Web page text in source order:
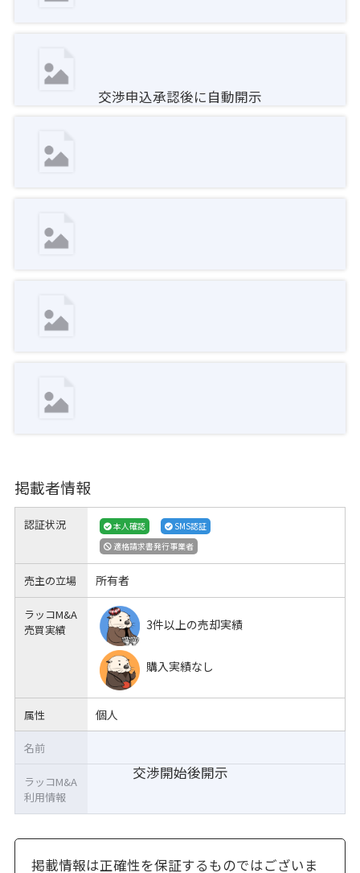
交渉申込承認後に自動開示
掲載者情報
認証状況 本人確認
SMS認証
適格請求書発行事業者
売主の立場 所有者
ラッコM&A
売買実績
3件以上の売却実績
購入実績なし
属性 個人
交渉開始後開示
名前
ラッコM&A
利用情報
掲載情報は正確性を保証するものではございま